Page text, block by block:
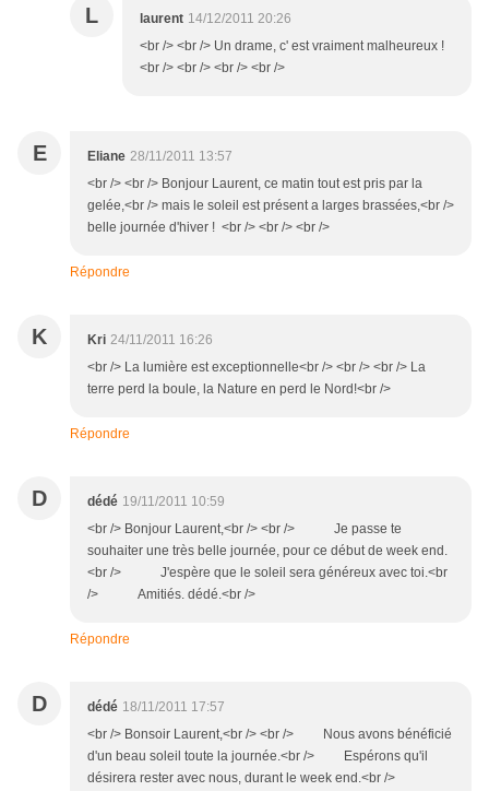
L laurent 14/12/2011 20:26
<br /> <br /> Un drame, c' est vraiment malheureux !
<br /> <br /> <br /> <br />
E Eliane 28/11/2011 13:57
<br /> <br /> Bonjour Laurent, ce matin tout est pris par la
gelée,<br /> mais le soleil est présent a larges brassées,<br />
belle journée d'hiver ! <br /> <br /> <br />
Répondre
K Kri 24/11/2011 16:26
<br /> La lumière est exceptionnelle<br /> <br /> <br /> La
terre perd la boule, la Nature en perd le Nord!<br />
Répondre
D dédé 19/11/2011 10:59
<br /> Bonjour Laurent,<br /> <br /> Je passe te
souhaiter une très belle journée, pour ce début de week end.
<br /> J'espère que le soleil sera généreux avec toi.<br
/> Amitiés. dédé.<br />
Répondre
D dédé 18/11/2011 17:57
<br /> Bonsoir Laurent,<br /> <br /> Nous avons bénéficié
d'un beau soleil toute la journée.<br /> Espérons qu'il
désirera rester avec nous, durant le week end.<br />